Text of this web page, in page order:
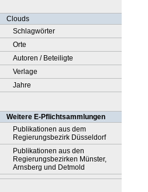
Clouds
Schlagwörter
Orte
Autoren / Beteiligte
Verlage
Jahre
Weitere E-Pflichtsammlungen
Publikationen aus dem
Regierungsbezirk Düsseldorf
Publikationen aus den
Regierungsbezirken Münster,
Arnsberg und Detmold